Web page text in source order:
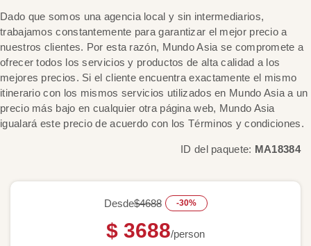
Dado que somos una agencia local y sin intermediarios,
trabajamos constantemente para garantizar el mejor precio a
nuestros clientes. Por esta razón, Mundo Asia se compromete a
ofrecer todos los servicios y productos de alta calidad a los
mejores precios. Si el cliente encuentra exactamente el mismo
itinerario con los mismos servicios utilizados en Mundo Asia a un
precio más bajo en cualquier otra página web, Mundo Asia
igualará este precio de acuerdo con los Términos y condiciones.
ID del paquete: MA18384
Desde$4688 -30%
$ 3688/person